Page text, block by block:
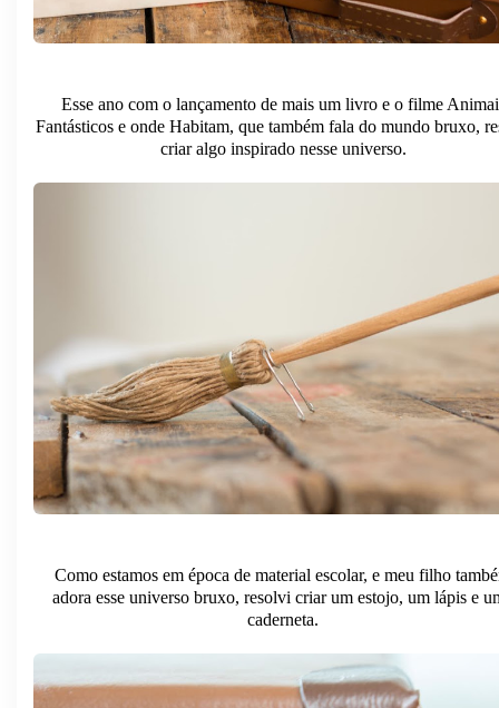
Esse ano com o lançamento de mais um livro e o filme
Fantásticos e onde Habitam, que também fala do mundo bruxo,
criar algo inspirado nesse universo.
Como estamos em época de material escolar, e meu filho
adora esse universo bruxo, resolvi criar um estojo, um lápis e
caderneta.